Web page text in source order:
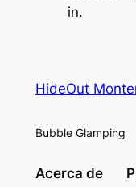
in.
HideOut
Bubble Glamping
Acerca de